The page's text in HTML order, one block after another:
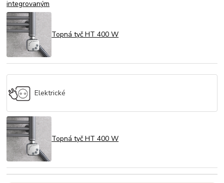
Topná tyč HT 400 W
Elektrické
Topná tyč HT 400 W